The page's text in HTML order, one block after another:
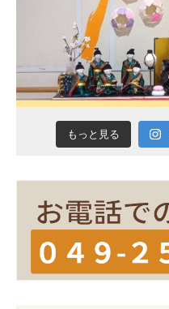
もっと見る